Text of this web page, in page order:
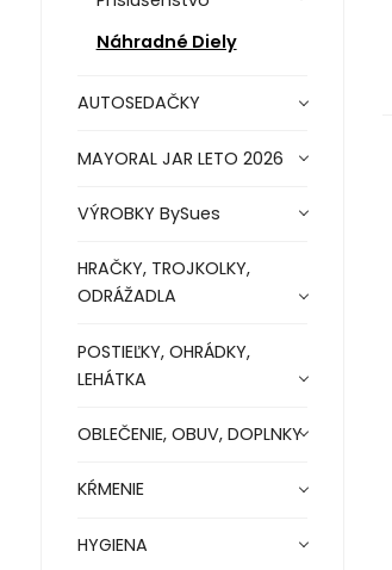
Náhradné Diely
AUTOSEDAČKY
MAYORAL JAR LETO 2026
VÝROBKY BySues
HRAČKY, TROJKOLKY,
ODRÁŽADLA
POSTIEĽKY, OHRÁDKY,
LEHÁTKA
OBLEČENIE, OBUV, DOPLNKY
KŔMENIE
HYGIENA